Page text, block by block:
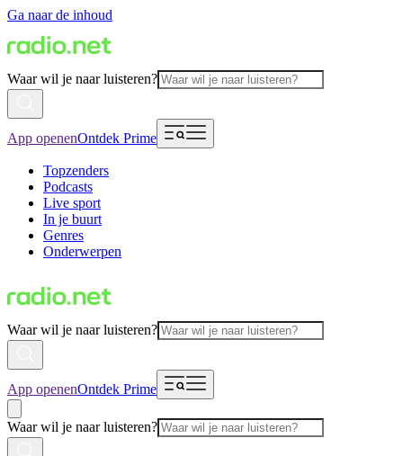
Ga naar de inhoud
Waar wil je naar luisteren?
App openenOntdek Prime
Topzenders
Podcasts
Live sport
In je buurt
Genres
Onderwerpen
Waar wil je naar luisteren?
App openenOntdek Prime
Waar wil je naar luisteren?